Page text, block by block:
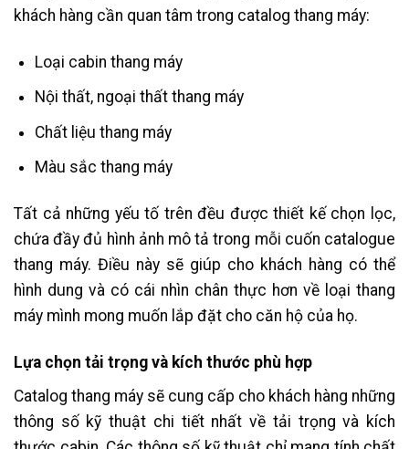
khách hàng cần quan tâm trong catalog thang máy:
Loại cabin thang máy
Nội thất, ngoại thất thang máy
Chất liệu thang máy
Màu sắc thang máy
Tất cả những yếu tố trên đều được thiết kế chọn lọc,
chứa đầy đủ hình ảnh mô tả trong mỗi cuốn catalogue
thang máy. Điều này sẽ giúp cho khách hàng có thể
hình dung và có cái nhìn chân thực hơn về loại thang
máy mình mong muốn lắp đặt cho căn hộ của họ.
Lựa chọn tải trọng và kích thước phù hợp
Catalog thang máy sẽ cung cấp cho khách hàng những
thông số kỹ thuật chi tiết nhất về tải trọng và kích